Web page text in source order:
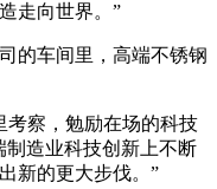
走向世界。”
的车间里，高端不锈钢
考察，勉励在场的科技
制造业科技创新上不断
新的更大步伐。”